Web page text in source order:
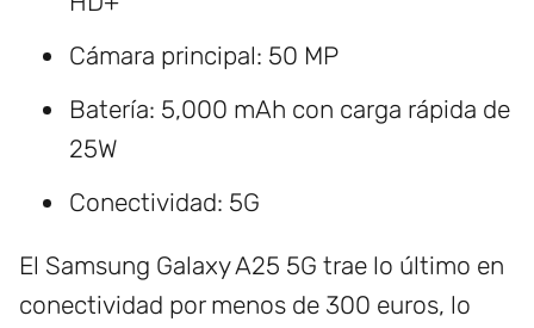
Cámara principal: 50 MP
Batería: 5,000 mAh con carga rápida de
25W
Conectividad: 5G
El Samsung Galaxy A25 5G trae lo último en
conectividad por menos de 300 euros, lo